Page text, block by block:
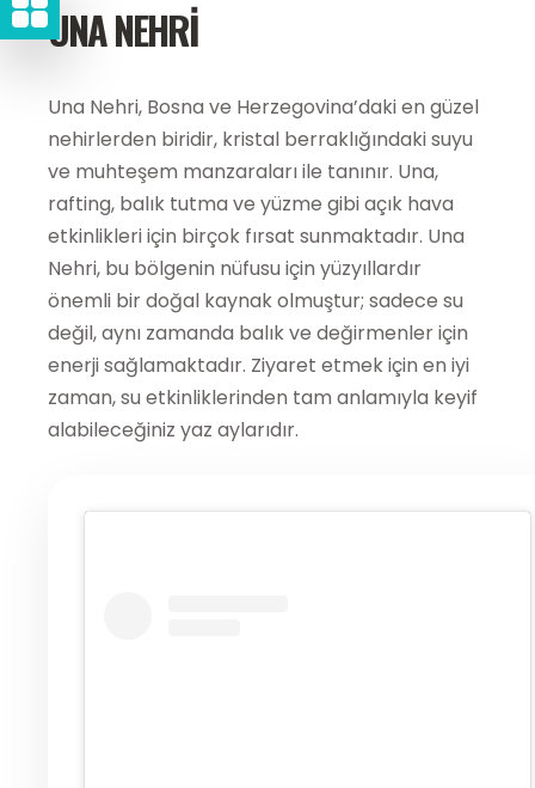
UNA NEHRI
Una Nehri, Bosna ve Herzegovina’daki en güzel
nehirlerden biridir, kristal berraklığındaki suyu
ve muhteşem manzaraları ile tanınır. Una,
rafting, balık tutma ve yüzme gibi açık hava
etkinlikleri için birçok fırsat sunmaktadır. Una
Nehri, bu bölgenin nüfusu için yüzyıllardır
önemli bir doğal kaynak olmuştur; sadece su
değil, aynı zamanda balık ve değirmenler için
enerji sağlamaktadır. Ziyaret etmek için en iyi
zaman, su etkinliklerinden tam anlamıyla keyif
alabileceğiniz yaz aylarıdır.